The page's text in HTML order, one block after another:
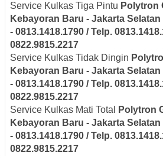
Service Kulkas Tiga Pintu Polytron
Kebayoran Baru - Jakarta Selatan
- 0813.1418.1790 / Telp.
0822.9815.2217
Service Kulkas Tidak Dingin
Kebayoran Baru - Jakarta Selatan
- 0813.1418.1790 / Telp.
0822.9815.2217
Service Kulkas Mati Total
Polytron
Kebayoran Baru - Jakarta Selatan
- 0813.1418.1790 / Telp.
0822.9815.2217